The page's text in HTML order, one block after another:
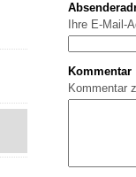
Ihre E-Mail-
Kommentar
Kommentar